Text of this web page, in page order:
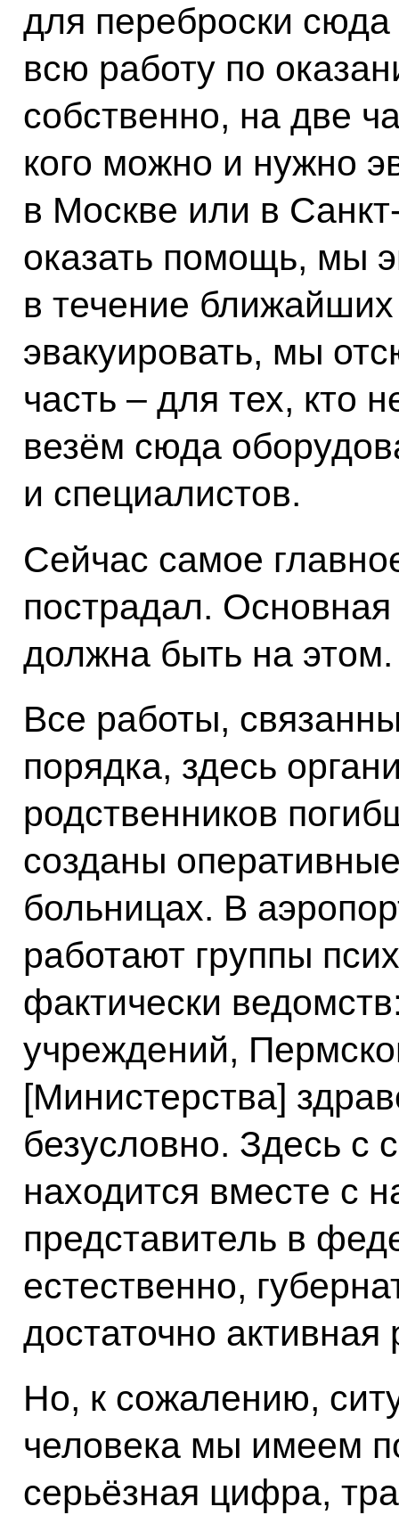
для переброски
всю работу по
собственно, на две
кого можно и нужно
в Москве или в
оказать помощь, мы
в течение ближайших
эвакуировать, мы
часть – для тех, кто
везём сюда
и специалистов.
Сейчас самое
пострадал.
должна быть на этом.
Все работы,
порядка, здесь
родственников
созданы
больницах. В
работают группы
фактически
учреждений,
[Министерства]
безусловно. Здесь с
находится вместе с
представитель в
естественно,
достаточно активная
Но, к сожалению,
человека мы имеем
серьёзная цифра,